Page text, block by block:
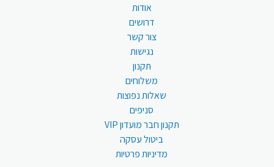
אודות
דרושים
צור קשר
נגישות
תקנון
משלוחים
שאלות נפוצות
סניפים
תקנון חבר מועדון VIP
ביטול עסקה
מדיניות פרטיות